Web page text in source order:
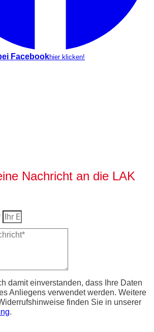
Facebookhier klicken!
Nachricht an die LAK
damit einverstanden, dass Ihre Daten
Anliegens verwendet werden. Weitere
finden Sie in unserer
.